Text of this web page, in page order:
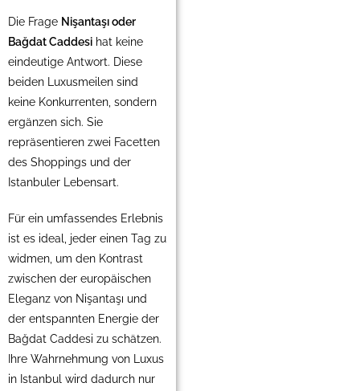
Die Frage Nişantaşı oder
Bağdat Caddesi hat keine
eindeutige Antwort. Diese
beiden Luxusmeilen sind
keine Konkurrenten, sondern
ergänzen sich. Sie
repräsentieren zwei Facetten
des Shoppings und der
Istanbuler Lebensart.
Für ein umfassendes Erlebnis
ist es ideal, jeder einen Tag zu
widmen, um den Kontrast
zwischen der europäischen
Eleganz von Nişantaşı und
der entspannten Energie der
Bağdat Caddesi zu schätzen.
Ihre Wahrnehmung von Luxus
in Istanbul wird dadurch nur